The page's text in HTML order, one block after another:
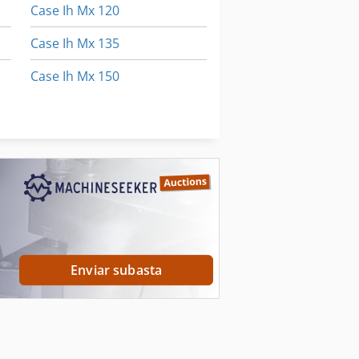
Case Ih Mx 120
Case Ih Mx 135
Case Ih Mx 150
Enviar subasta